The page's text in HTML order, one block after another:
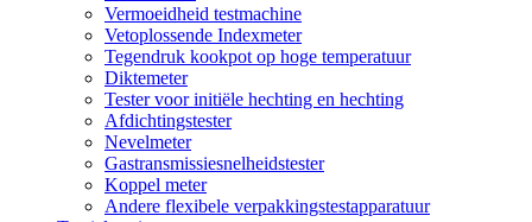
Vermoeidheid testmachine
Vetoplossende Indexmeter
Tegendruk kookpot op hoge temperatuur
Diktemeter
Tester voor initiële hechting en hechting
Afdichtingstester
Nevelmeter
Gastransmissiesnelheidstester
Koppel meter
Andere flexibele verpakkingstestapparatuur